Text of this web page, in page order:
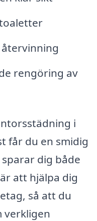
rengöring av
i
får du en smidig
dig både
att hjälpa dig
så att du
verkligen